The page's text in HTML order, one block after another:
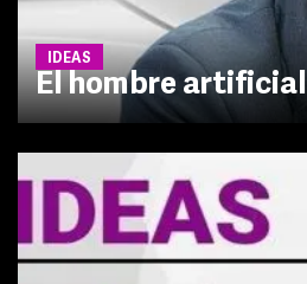
IDEAS
El hombre artificial